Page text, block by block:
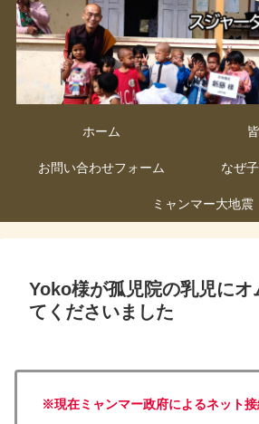
ホーム
お問い合わせフォーム
ミャンマー大地震
Yoko様が孤児院の乳児にオ
てくださいました
※現在ミャンマー政府によるネット